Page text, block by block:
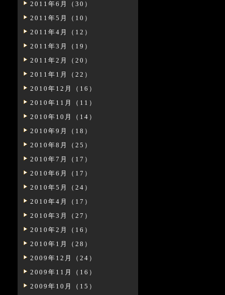
2011年6月（30）
2011年5月（10）
2011年4月（12）
2011年3月（19）
2011年2月（20）
2011年1月（22）
2010年12月（16）
2010年11月（11）
2010年10月（14）
2010年9月（18）
2010年8月（25）
2010年7月（17）
2010年6月（17）
2010年5月（24）
2010年4月（17）
2010年3月（27）
2010年2月（16）
2010年1月（28）
2009年12月（24）
2009年11月（16）
2009年10月（15）